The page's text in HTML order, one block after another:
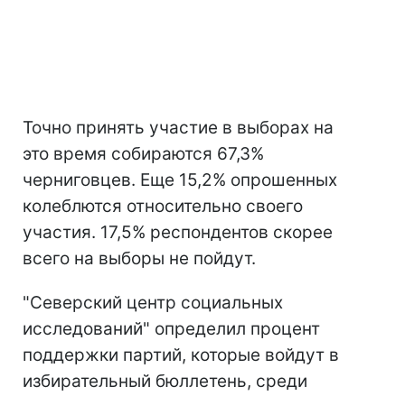
Точно принять участие в выборах на
это время собираются 67,3%
черниговцев. Еще 15,2% опрошенных
колеблются относительно своего
участия. 17,5% респондентов скорее
всего на выборы не пойдут.
"Северский центр социальных
исследований" определил процент
поддержки партий, которые войдут в
избирательный бюллетень, среди